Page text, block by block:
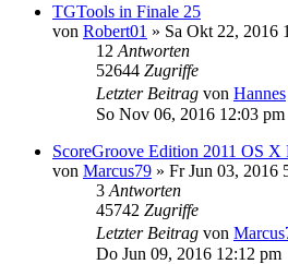
TGTools in Finale 25
von Robert01 » Sa Okt 22, 2016
12 Antworten
52644 Zugriffe
Letzter Beitrag von Hannes
So Nov 06, 2016 12:03 pm
ScoreGroove Edition 2011 OS X
von Marcus79 » Fr Jun 03, 2016
3 Antworten
45742 Zugriffe
Letzter Beitrag von
Do Jun 09, 2016 12:12 pm